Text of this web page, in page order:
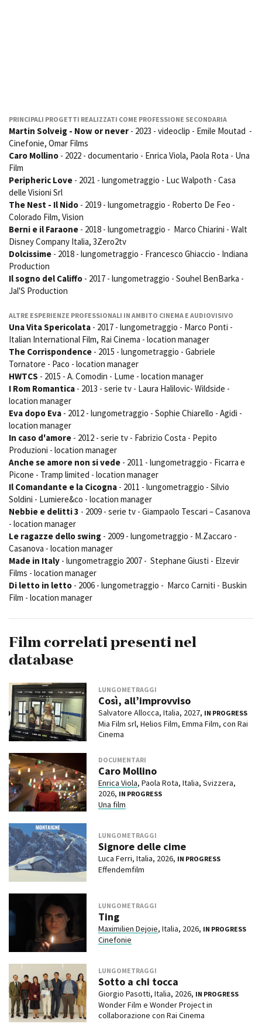
LOCATION GUIDE
FILM DATABASE
BOOK DATABASE
NEWS
CASTING
Newsletter
Lavora con noi
Lavoro
per affidamento lavori in
Amministrazione trasparente
Contatti
Privacy
Cookie policy
Whistleblowing
Credits
PRINCIPALI PROGETTI REALIZZATI COME PROFESSIONE SECONDARIA
Martin Solveig - Now or never - 2023 - videoclip - Emile Moutad -
Cinefonie, Omar Films
Caro Mollino - 2022 - documentario - Enrica Viola, Paola Rota - Una
Film
Peripheric Love - 2021 - lungometraggio - Luc Walpoth - Casa
delle Visioni Srl
The Nest - Il Nido - 2019 - lungometraggio - Roberto De Feo -
Colorado Film, Vision
Berni e il Faraone - 2018 - lungometraggio - Marco Chiarini - Walt
Disney Company Italia, 3Zero2tv
Dolcissime - 2018 - lungometraggio - Francesco Ghiaccio - Indiana
Production
Il sogno del Califfo - 2017 - lungometraggio - Souhel BenBarka -
Jal'S Production
ALTRE ESPERIENZE PROFESSIONALI IN AMBITO CINEMA E AUDIOVISIVO
Una Vita Spericolata - 2017 - lungometraggio - Marco Ponti -
Italian International Film, Rai Cinema - location manager
The Corrispondence - 2015 - lungometraggio - Gabriele
Tornatore - Paco - location manager
HWTCS - 2015 - A. Comodin - Lume - location manager
I Rom Romantica - 2013 - serie tv - Laura Halilovic- Wildside -
location manager
Eva dopo Eva - 2012 - lungometraggio - Sophie Chiarello - Agidi -
location manager
In caso d'amore - 2012 - serie tv - Fabrizio Costa - Pepito
Produzioni - location manager
Anche se amore non si vede - 2011 - lungometraggio - Ficarra e
Picone - Tramp limited - location manager
Il Comandante e la Cicogna - 2011 - lungometraggio - Silvio
Soldini - Lumiere&co - location manager
Nebbie e delitti 3 - 2009 - serie tv - Giampaolo Tescari – Casanova
- location manager
Le ragazze dello swing - 2009 - lungometraggio - M.Zaccaro -
Casanova - location manager
Made in Italy - lungometraggio 2007 - Stephane Giusti - Elzevir
Films - location manager
Di letto in letto - 2006 - lungometraggio - Marco Carniti - Buskin
Film - location manager
Film correlati presenti nel
database
LUNGOMETRAGGI
Così, all’improvviso
Salvatore Allocca, Italia, 2027, IN PROGRESS
Mia Film srl, Helios Film, Emma Film, con Rai
Cinema
DOCUMENTARI
Caro Mollino
Enrica Viola, Paola Rota, Italia, Svizzera,
2026, IN PROGRESS
Una film
LUNGOMETRAGGI
Signore delle cime
Luca Ferri, Italia, 2026, IN PROGRESS
Effendemfilm
LUNGOMETRAGGI
Ting
Maximilien Dejoie, Italia, 2026, IN PROGRESS
Cinefonie
LUNGOMETRAGGI
Sotto a chi tocca
Giorgio Pasotti, Italia, 2026, IN PROGRESS
Wonder Film e Wonder Project in
collaborazione con Rai Cinema